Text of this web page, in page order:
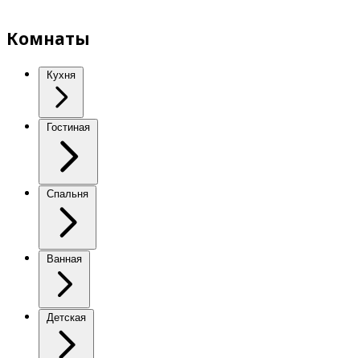
Комнаты
Кухня
Гостиная
Спальня
Ванная
Детская